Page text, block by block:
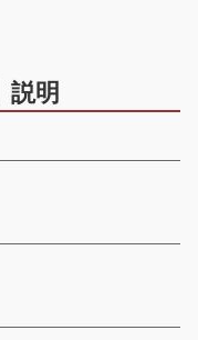
説明